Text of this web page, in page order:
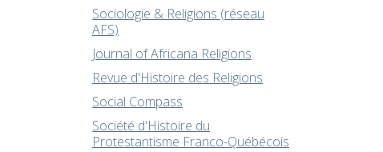
Sociologie & Religions (réseau
AFS)
Journal of Africana Religions
Revue d'Histoire des Religions
Social Compass
Société d'Histoire du
Protestantisme Franco-Québécois